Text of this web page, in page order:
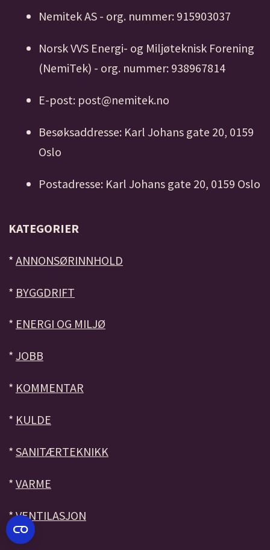
Nemitek AS - org. nummer: 915903037
Norsk VVS Energi- og Miljøteknisk Forening
(NemiTek) - org. nummer: 938967814
E-post: post@nemitek.no
Besøksaddresse: Karl Johans gate 20, 0159
Oslo
Postadresse: Karl Johans gate 20, 0159 Oslo
KATEGORIER
* ANNONSØRINNHOLD
* BYGGDRIFT
* ENERGI OG MILJØ
* JOBB
* KOMMENTAR
* KULDE
* SANITÆRTEKNIKK
* VARME
*VENTILASJON